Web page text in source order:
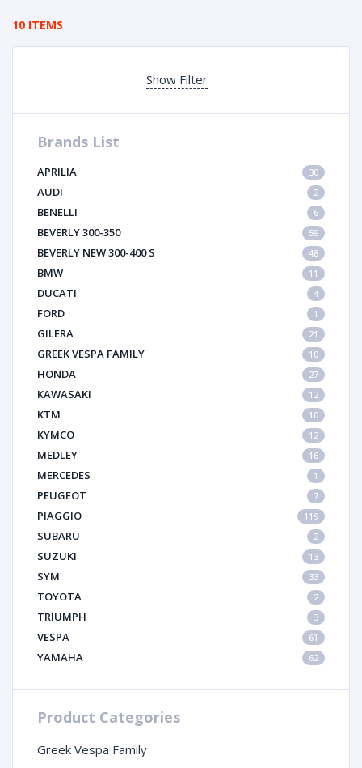
10 ITEMS
Show Filter
Brands List
APRILIA 30
AUDI 2
BENELLI 6
BEVERLY 300-350 59
BEVERLY NEW 300-400 S 48
BMW 11
DUCATI 4
FORD 1
GILERA 21
GREEK VESPA FAMILY 10
HONDA 27
KAWASAKI 12
KTM 10
KYMCO 12
MEDLEY 16
MERCEDES 1
PEUGEOT 7
PIAGGIO 119
SUBARU 2
SUZUKI 13
SYM 33
TOYOTA 2
TRIUMPH 3
VESPA 61
YAMAHA 62
Product Categories
Greek Vespa Family